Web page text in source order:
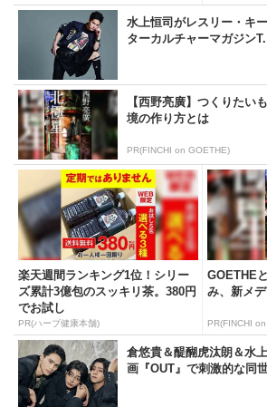
水上恒司がレスリー・キ
ターカルチャーマガジン
【西野亮廣】つくりたい
境の作り方とは
PR(FINCHI on GOETHE)
楽天週間ランキング1位！シリー
ズ累計3億包のスッキリ茶。380円
でお試し
PR(ハーブ健康本舗)
GOETHE
み、新メ
PR(FINCHI
倉悠貴＆醍醐虎汰朗＆水
画『OUT』で刺激的な同